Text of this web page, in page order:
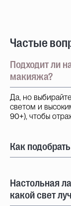
Частые
Подходит ли
макияжа?
Да, но
светом и
90+), чтобы
Как
Настольная
какой свет